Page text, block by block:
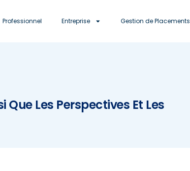
Professionnel Entreprise Gestion de Placements
Que Les Perspectives Et Les